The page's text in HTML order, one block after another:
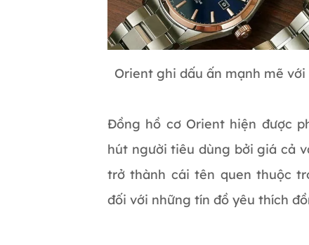
Orient ghi dấu ấn mạnh mẽ
Đồng hồ cơ Orient hiện được
hút người tiêu dùng bởi giá cả
trở thành cái tên quen thuộc
đối với những tín đồ yêu thích